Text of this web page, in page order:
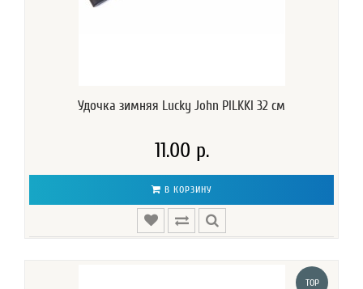
Удочка зимняя Lucky John PILKKI 32 см
11.00 р.
В КОРЗИНУ
TOP